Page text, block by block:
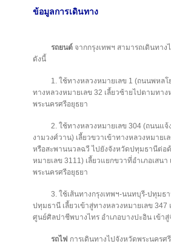
ข้อมูลการเดินทาง
รถยนต์ จากกรุงเทพฯ สามารถเดินทา
ดังนี้
1. ใช้ทางหลวงหมายเลข 1 (ถนนพหล
ทางหลวงหมายเลข 32 เลี้ยวซ้ายไปตามทา
พระนครศรีอยุธยา
2. ใช้ทางหลวงหมายเลข 304 (ถนนแ
งามวงศ์วาน) เลี้ยวขวาเข้าทางหลวงหมา
หรือสะพานนวลฉวี ไปยังจังหวัดปทุมธานีต่อ
หมายเลข 3111) เลี้ยวแยกขวาที่อำเภอเสน
พระนครศรีอยุธยา
3. ใช้เส้นทางกรุงเทพฯ-นนทบุรี-ปทุมธ
ปทุมธานี เลี้ยวเข้าสู่ทางหลวงหมายเลข
ศูนย์ศิลปาชีพบางไทร อำเภอบางปะอิน เข้า
รถไฟ การเดินทางไปจังหวัดพระนคร